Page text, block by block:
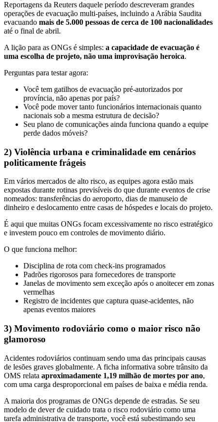
Reportagens da Reuters daquele período descreveram grandes
operações de evacuação multi-países, incluindo a Arábia Saudita
evacuando mais de 5.000 pessoas de cerca de 100 nacionalidades
até o final de abril.
A lição para as ONGs é simples: a capacidade de evacuação é
uma escolha de projeto, não uma improvisação heroica.
Perguntas para testar agora:
Você tem gatilhos de evacuação pré-autorizados por
província, não apenas por país?
Você pode mover tanto funcionários internacionais quanto
nacionais sob a mesma estrutura de decisão?
Seu plano de comunicações ainda funciona quando a equipe
perde dados móveis?
2) Violência urbana e criminalidade em cenários
politicamente frágeis
Em vários mercados de alto risco, as equipes agora estão mais
expostas durante rotinas previsíveis do que durante eventos de crise
nomeados: transferências do aeroporto, dias de manuseio de
dinheiro e deslocamento entre casas de hóspedes e locais do projeto.
É aqui que muitas ONGs focam excessivamente no risco estratégico
e investem pouco em controles de movimento diário.
O que funciona melhor:
Disciplina de rota com check-ins programados
Padrões rigorosos para fornecedores de transporte
Janelas de movimento sem exceção após o anoitecer em zonas
vermelhas
Registro de incidentes que captura quase-acidentes, não
apenas eventos maiores
3) Movimento rodoviário como o maior risco não
glamoroso
Acidentes rodoviários continuam sendo uma das principais causas
de lesões graves globalmente. A ficha informativa sobre trânsito da
OMS relata aproximadamente 1,19 milhão de mortes por ano,
com uma carga desproporcional em países de baixa e média renda.
A maioria dos programas de ONGs depende de estradas. Se seu
modelo de dever de cuidado trata o risco rodoviário como uma
tarefa administrativa de transporte, você está subestimando seu